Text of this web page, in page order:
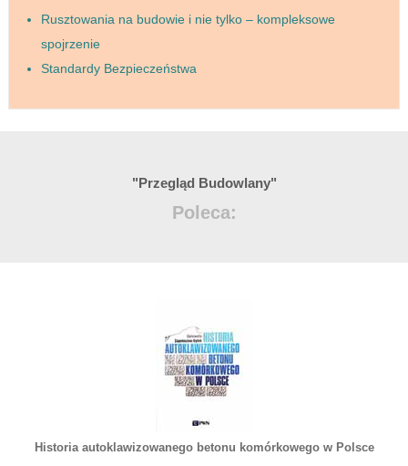
Rusztowania na budowie i nie tylko – kompleksowe
spojrzenie
Standardy Bezpieczeństwa
"Przegląd Budowlany"
Poleca:
Historia autoklawizowanego betonu komórkowego w Polsce